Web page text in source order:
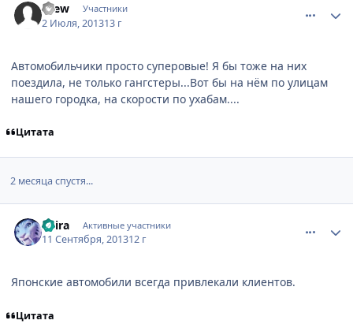
brew Участники
2 Июля, 201313 г
Автомобильчики просто суперовые! Я бы тоже на них
поездила, не только гангстеры...Вот бы на нём по улицам
нашего городка, на скорости по ухабам....
Цитата
2 месяца спустя...
Shira Активные участники
11 Сентября, 201312 г
Японские автомобили всегда привлекали клиентов.
Цитата